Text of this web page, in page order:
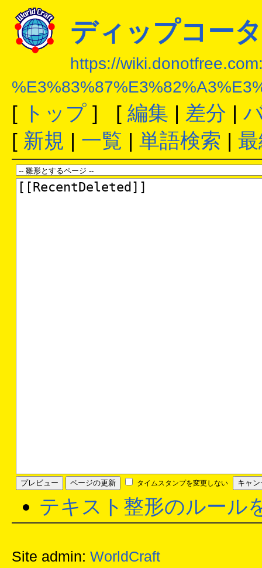
ディップコータ
https://
[ トップ] [ 編集 | 差分 |
[ 新規 | 一覧 | 単語検索 |
タイムスタンプを変更しない
テキスト整形のルール
Site admin: WorldCraft